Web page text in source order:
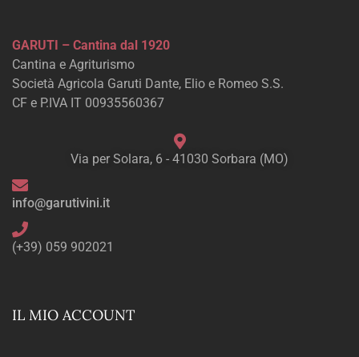
GARUTI – Cantina dal 1920
Cantina e Agriturismo
Società Agricola Garuti Dante, Elio e Romeo S.S.
CF e P.IVA IT 00935560367
Via per Solara, 6 - 41030 Sorbara (MO)
info@garutivini.it
(+39) 059 902021
IL MIO ACCOUNT